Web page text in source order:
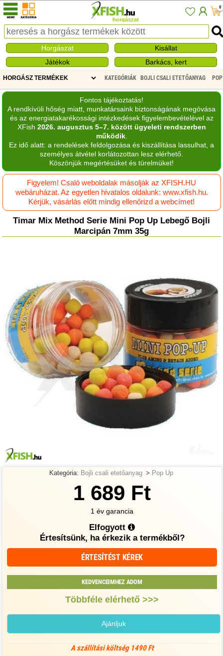
horgászat
0
Horgászat
Kisállat
Játékok
Barkács, kert
KATEGÓRIÁK BOJLI CSALI ETETŐANYAG
Fontos tájékoztatás!
A rendkívüli hőség miatt, munkatársaink biztonságának megóvása
és az energiatakarékossági intézkedések figyelembevételével az
XFish 2026. augusztus 5–7. között ügyeleti rendszerben
működik.
Ez idő alatt: a rendelések feldolgozása és kiszállítása lassulhat, a
személyes átvétel korlátozottan lesz elérhető.
Köszönjük megértésüket és türelmüket!
Figyelem! Csaló weboldalak másolják az XFISH.HU
webáruházat. Az egyetlen hivatalos oldalunk: www.xfish.hu.
Kérjük, vásárlás előtt mindig ellenőrizd a webcímet!
Timar Mix Method Serie Mini Pop Up Lebegő Bojli
Marcipán 7mm 35g
Kategória: Bojli csali etetőanyag > Pop Up
1 689 Ft
1 év garancia
Elfogyott
Értesítsünk, ha érkezik a termékből?
ÉRTESÍTÉST KÉREK
KEDVENCEIMHEZ ADOM
Többféle elérhető >>>
Ajánljuk
A szállítási költség 1490 Ft